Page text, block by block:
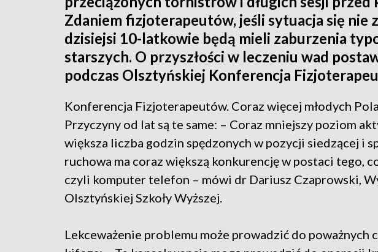
Zdaniem fizjoterapeutów, jeśli sytuacja się nie
dzisiejsi 10-latkowie będą mieli zaburzenia
starszych. O przyszłości w leczeniu wad
podczas Olsztyńskiej Konferencja
Konferencja Fizjoterapeutów. Coraz więcej młodych
Przyczyny od lat są te same: – Coraz mniejszy poziom
większa liczba godzin spędzonych w pozycji siedzącej i
ruchowa ma coraz większą konkurencję w postaci tego,
czyli komputer telefon – mówi dr Dariusz Czaprowski,
Olsztyńskiej Szkoły Wyższej.
Lekceważenie problemu może prowadzić do poważnych